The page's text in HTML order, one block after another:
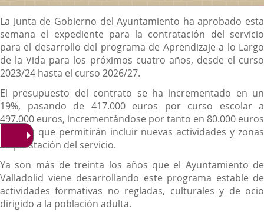
Descripción
La Junta de Gobierno del Ayuntamiento ha aprobado esta
semana el expediente para la contratación del servicio
para el desarrollo del programa de Aprendizaje a lo Largo
de la Vida para los próximos cuatro años, desde el curso
2023/24 hasta el curso 2026/27.
El presupuesto del contrato se ha incrementado en un
19%, pasando de 417.000 euros por curso escolar a
497.000 euros, incrementándose por tanto en 80.000 euros
anuales que permitirán incluir nuevas actividades y zonas
de prestación del servicio.
Ya son más de treinta los años que el Ayuntamiento de
Valladolid viene desarrollando este programa estable de
actividades formativas no regladas, culturales y de ocio
dirigido a la población adulta.